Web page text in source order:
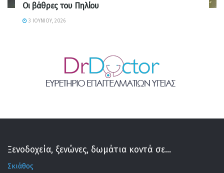
Οι βάθρες του Πηλίου
3 ΙΟΥΝΊΟΥ, 2026
Ξενοδοχεία, ξενώνες, δωμάτια κοντά σε...
Σκιάθος